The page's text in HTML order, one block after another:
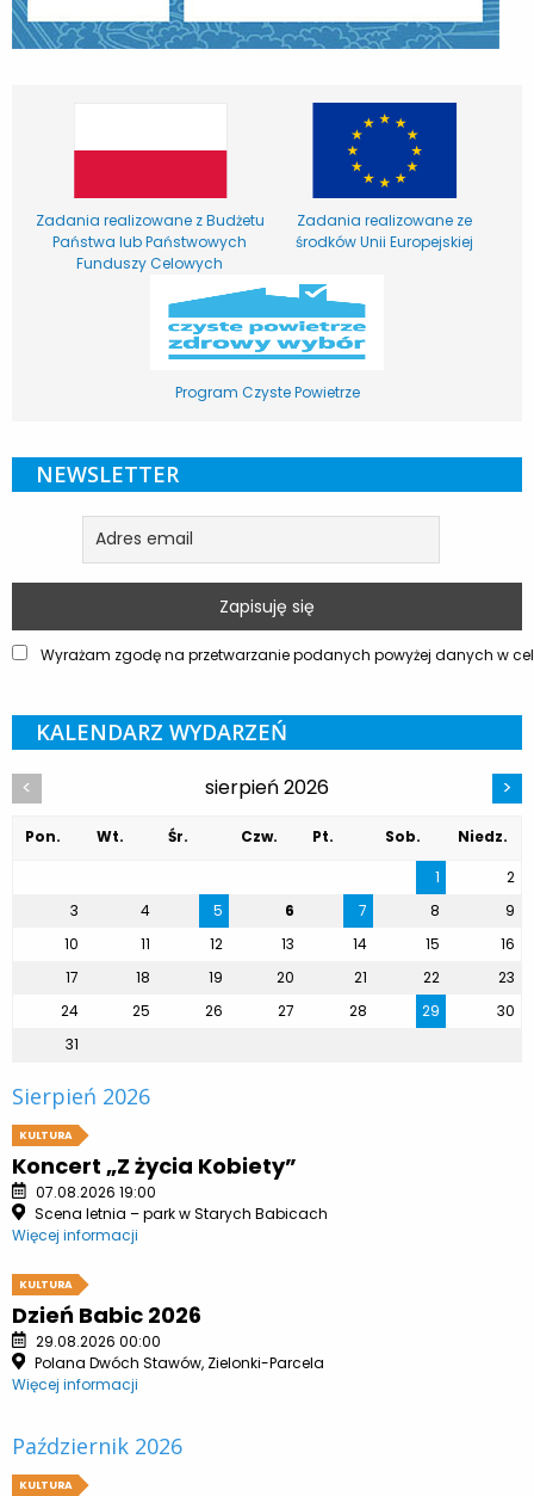
Zadania realizowane z Budżetu
Państwa lub Państwowych
Funduszy Celowych
Zadania realizowane ze
środków Unii Europejskiej
Program Czyste Powietrze
NEWSLETTER
Wyrażam zgodę na przetwarzanie podanych powyżej danych w
KALENDARZ WYDARZEŃ
< sierpień 2026 >
Pon. Wt. Śr. Czw. Pt. Sob.
Niedz.
1
2
3
4 5 6 7 8
9
10
11 12 13 14 15
16
17
18 19 20 21 22
23
24
25 26 27 28 29
30
31
Sierpień 2026
KULTURA
Koncert „Z życia Kobiety”
07.08.2026 19:00
Scena letnia – park w Starych Babicach
Więcej informacji
KULTURA
Dzień Babic 2026
29.08.2026 00:00
Polana Dwóch Stawów, Zielonki-Parcela
Więcej informacji
Październik 2026
KULTURA